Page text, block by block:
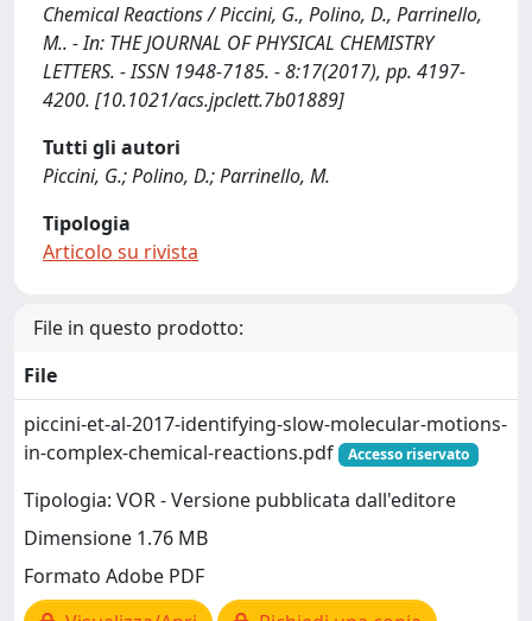
Chemical Reactions / Piccini, G., Polino, D., Parrinello,
M.. - In: THE JOURNAL OF PHYSICAL CHEMISTRY
LETTERS. - ISSN 1948-7185. - 8:17(2017), pp. 4197-
4200. [10.1021/acs.jpclett.7b01889]
Tutti gli autori
Piccini, G.; Polino, D.; Parrinello, M.
Tipologia
Articolo su rivista
File in questo prodotto:
File
piccini-et-al-2017-identifying-slow-molecular-motions-
in-complex-chemical-reactions.pdf
Accesso riservato
Tipologia: VOR - Versione pubblicata dall'editore
Dimensione 1.76 MB
Formato Adobe PDF